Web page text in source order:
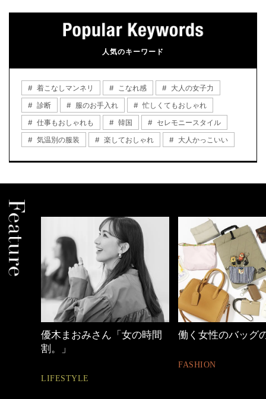
人気のキーワード
着こなしマンネリ こなれ感
大人の女子力
診断
服のお手入れ
忙しくてもおしゃれ
仕事もおしゃれも
韓国
セレモニースタイル
気温別の服装
楽しておしゃれ 大人かっこいい
働く女性のバッグの中身
心地よくいられる